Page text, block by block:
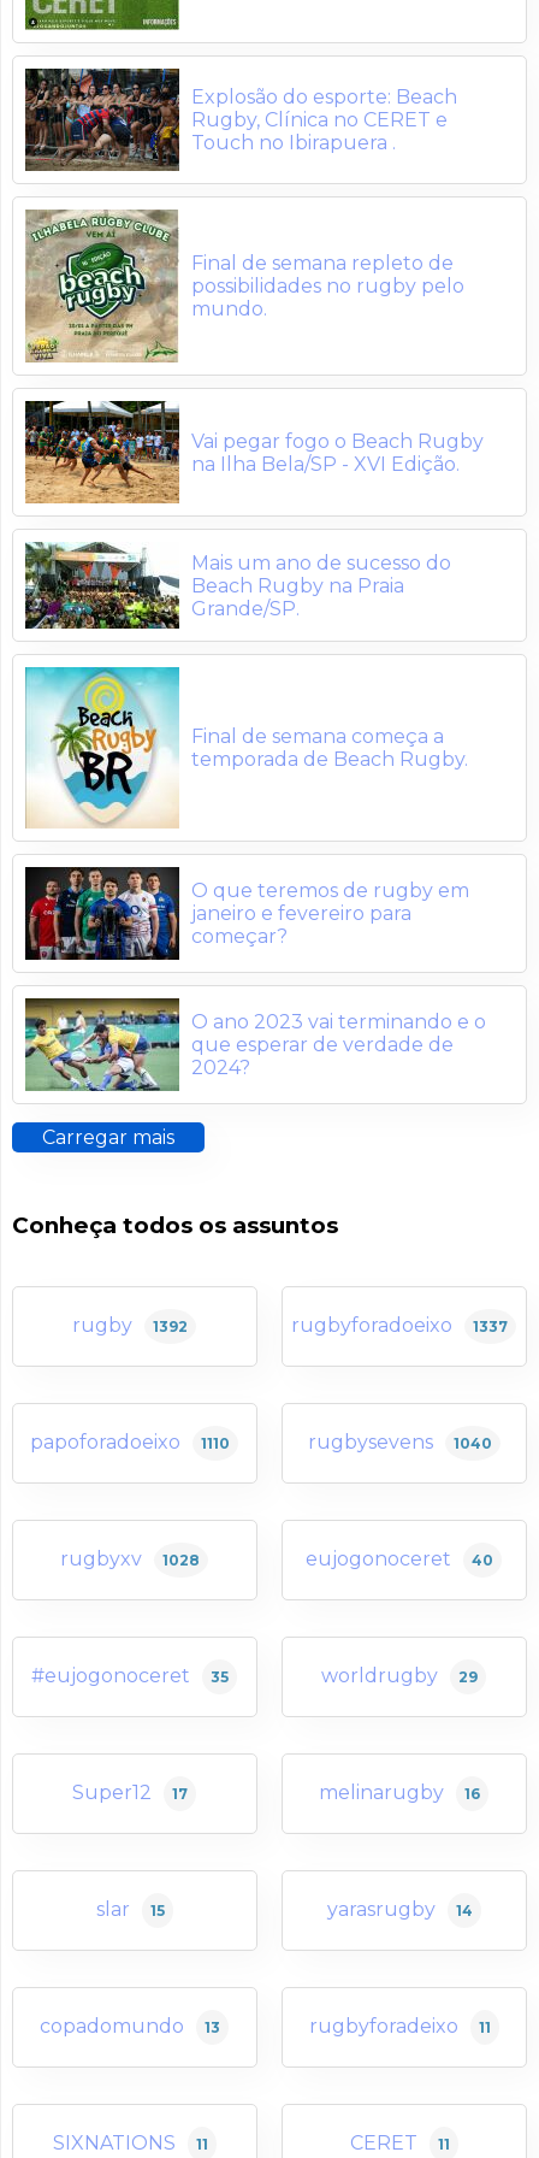
Explosão do esporte: Beach
Rugby, Clínica no CERET e
Touch no Ibirapuera .
Final de semana repleto de
possibilidades no rugby pelo
mundo.
Vai pegar fogo o Beach Rugby
na Ilha Bela/SP - XVI Edição.
Mais um ano de sucesso do
Beach Rugby na Praia
Grande/SP.
Final de semana começa a
temporada de Beach Rugby.
O que teremos de rugby em
janeiro e fevereiro para
começar?
O ano 2023 vai terminando e o
que esperar de verdade de
2024?
Carregar mais
Conheça todos os assuntos
rugby 1392 rugbyforadoeixo 1337
papoforadoeixo 1110 rugbysevens 1040
rugbyxv 1028 eujogonoceret 40
#eujogonoceret 35 worldrugby 29
Super12 17 melinarugby 16
slar 15 yarasrugby 14
copadomundo 13 rugbyforadeixo 11
SIXNATIONS 11 CERET 11